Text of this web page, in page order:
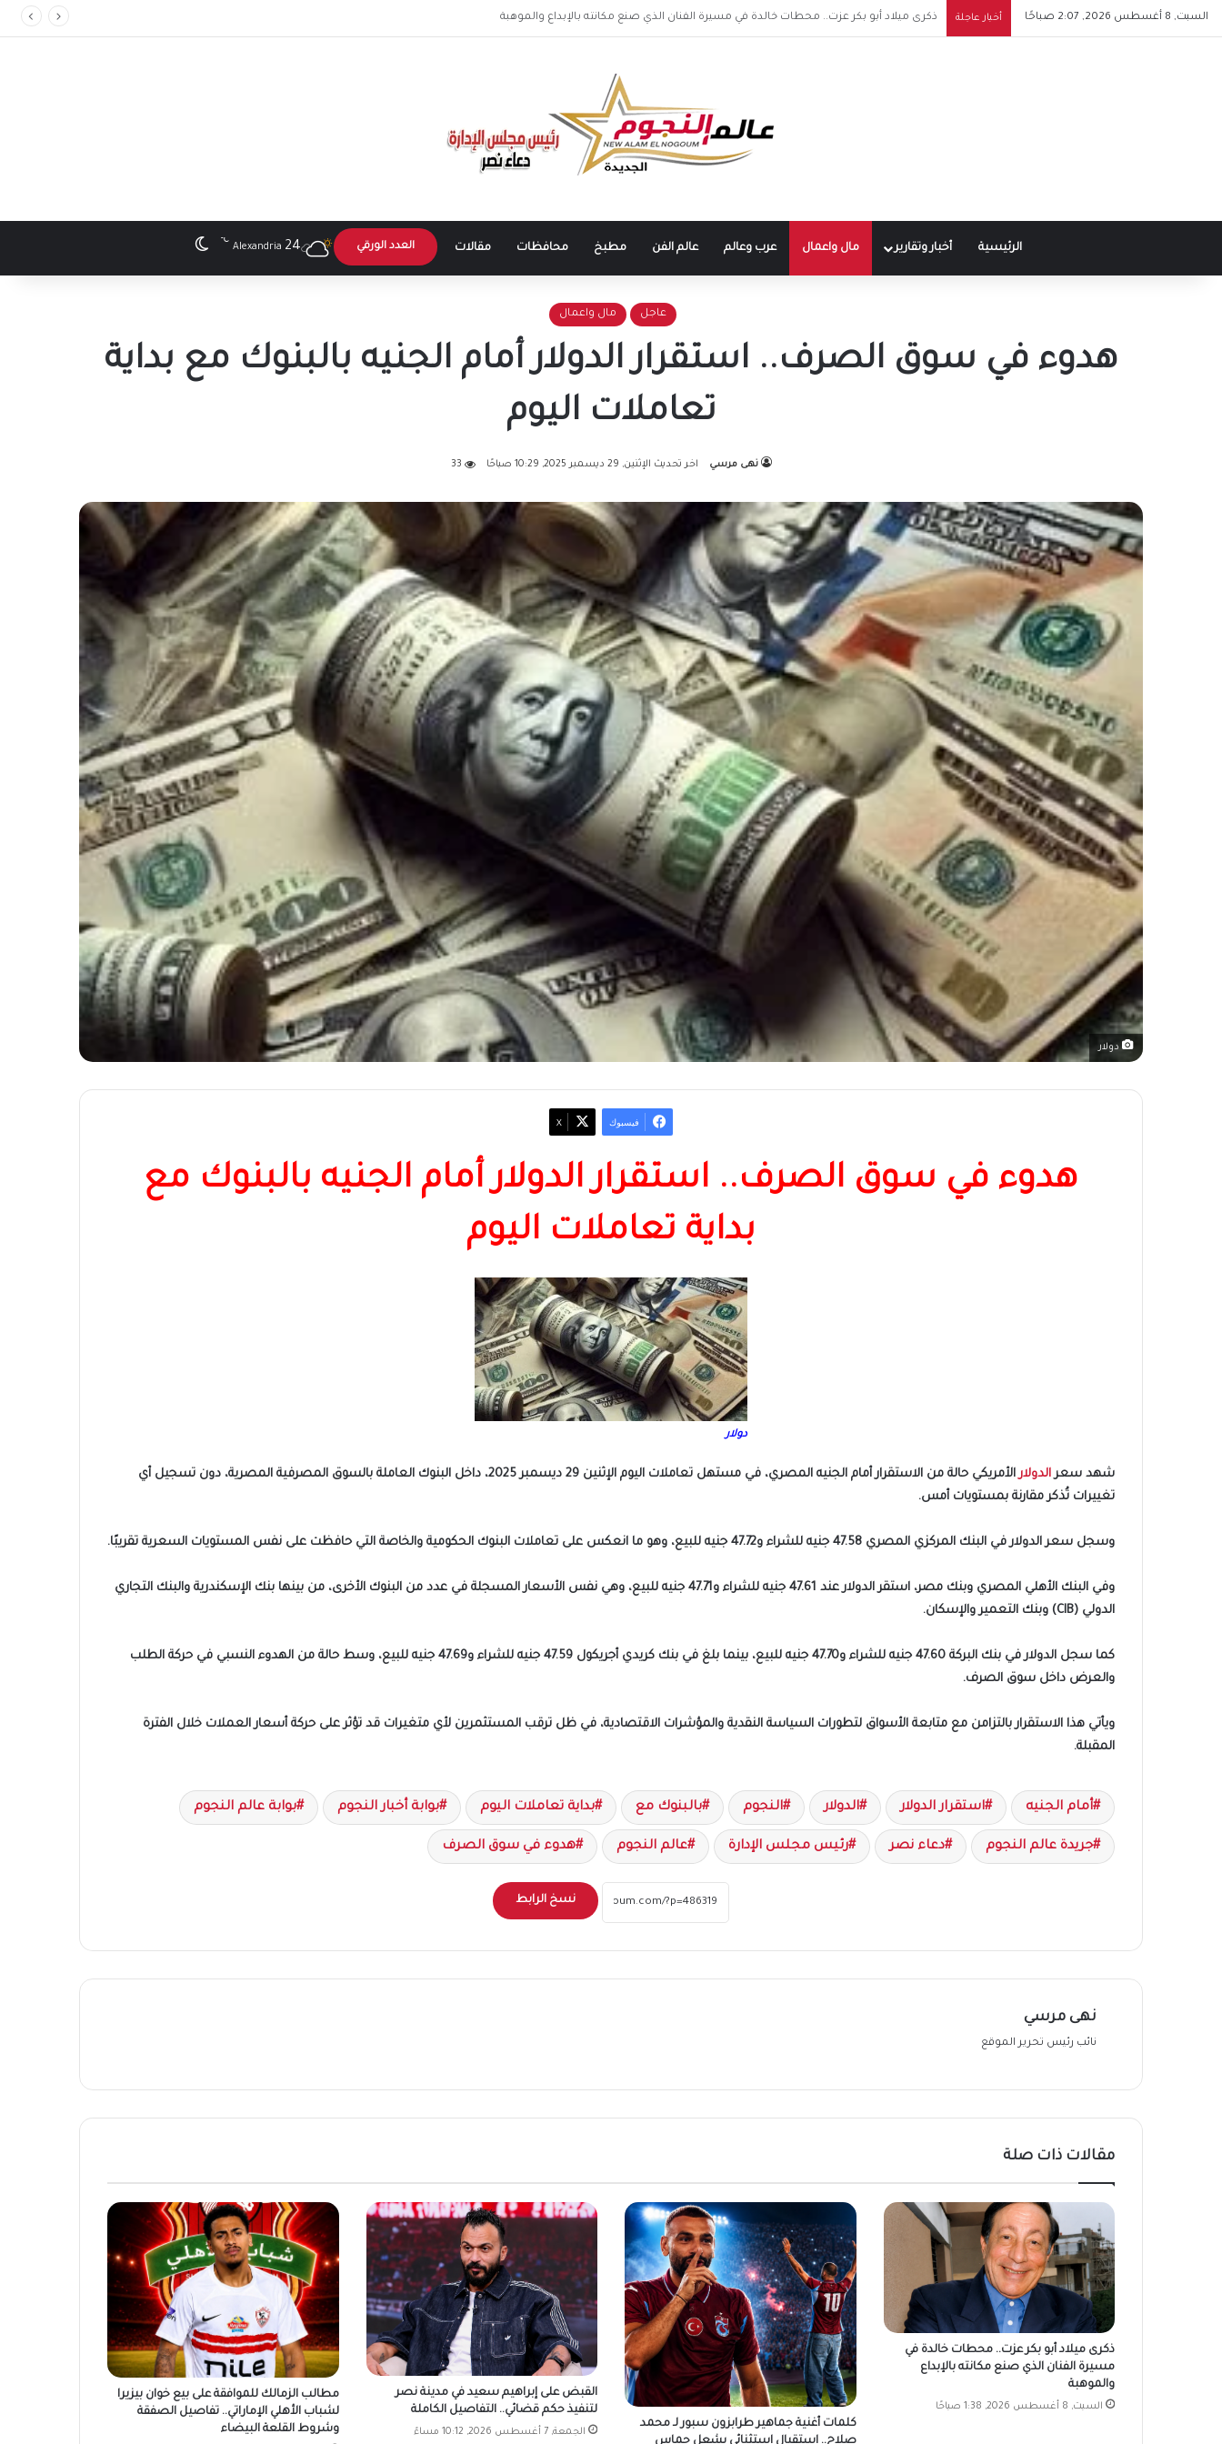
السبت, 8 أغسطس 2026, 2:07 صباحًا أخبار عاجلة شيرين تشعل حماس جمهورها في الساحل الشمالي.. وهتافات “صوت مصر” تقابلها برد مؤثر: “كلنا صوت مصر”
الرئيسية أخبار وتقارير مال واعمال عرب وعالم عالم الفن مطبخ محافظات مقالات العدد الورقي Alexandria 24
℃ الوضع المظلم
عاجل مال واعمال
هدوء في سوق الصرف.. استقرار الدولار أمام الجنيه بالبنوك مع بداية
تعاملات اليوم
نهى مرسي اخر تحديث الإثنين, 29 ديسمبر 2025, 10:29 صباحًا 33
دولار
فيسبوك ‫X
هدوء في سوق الصرف.. استقرار الدولار أمام الجنيه بالبنوك مع
بداية تعاملات اليوم
دولار
شهد سعرالدولار
الأمريكي حالة من الاستقرار أمام الجنيه المصري، في مستهل تعاملات اليوم الإثنين 29 ديسمبر 2025، داخل البنوك العاملة بالسوق المصرفية المصرية، دون تسجيل أي
تغييرات تُذكر مقارنة بمستويات أمس.
وسجل سعر الدولار في البنك المركزي المصري 47.58 جنيه للشراء و47.72 جنيه للبيع، وهو ما انعكس على تعاملات البنوك الحكومية والخاصة التي حافظت على نفس المستويات السعرية تقريبًا.
وفي البنك الأهلي المصري وبنك مصر، استقر الدولار عند 47.61 جنيه للشراء و47.71 جنيه للبيع، وهي نفس الأسعار المسجلة في عدد من البنوك الأخرى، من بينها بنك الإسكندرية والبنك التجاري
الدولي (CIB) وبنك التعمير والإسكان.
كما سجل الدولار في بنك البركة 47.60 جنيه للشراء و47.70 جنيه للبيع، بينما بلغ في بنك كريدي أجريكول 47.59 جنيه للشراء و47.69 جنيه للبيع، وسط حالة من الهدوء النسبي في حركة الطلب
والعرض داخل سوق الصرف.
ويأتي هذا الاستقرار بالتزامن مع متابعة الأسواق لتطورات السياسة النقدية والمؤشرات الاقتصادية، في ظل ترقب المستثمرين لأي متغيرات قد تؤثر على حركة أسعار العملات خلال الفترة
المقبلة.
أمام الجنيه استقرار الدولار الدولار النجوم بالبنوك مع بداية تعاملات اليوم بوابة أخبار النجوم بوابة عالم النجوم
جريدة عالم النجوم دعاء نصر رئيس مجلس الإدارة عالم النجوم هدوء في سوق الصرف
نسخ الرابط
نهى مرسي
نائب رئيس تحرير الموقع
مقالات ذات صلة
ذكرى ميلاد أبو بكر عزت.. محطات خالدة في
مسيرة الفنان الذي صنع مكانته بالإبداع
والموهبة
السبت, 8 أغسطس 2026, 1:38 صباحًا
كلمات أغنية جماهير طرابزون سبور لـ محمد
صلاح.. استقبال استثنائي يشعل حماس
القبض على إبراهيم سعيد في مدينة نصر
لتنفيذ حكم قضائي.. التفاصيل الكاملة
الجمعة, 7 أغسطس 2026, 10:12 مساءً
مطالب الزمالك للموافقة على بيع خوان بيزيرا
لشباب الأهلي الإماراتي.. تفاصيل الصفقة
وشروط القلعة البيضاء